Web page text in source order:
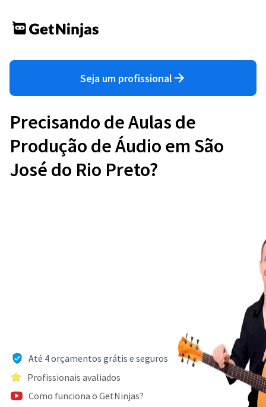
Seja um profissional
Precisando de Aulas de
Produção de Áudio em São
José do Rio Preto?
Até 4 orçamentos grátis e seguros
Profissionais avaliados
Como funciona o GetNinjas?